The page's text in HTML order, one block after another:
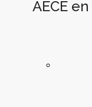
AECE